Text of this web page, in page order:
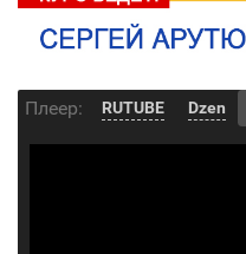
Плеер: RUTUBE Dzen